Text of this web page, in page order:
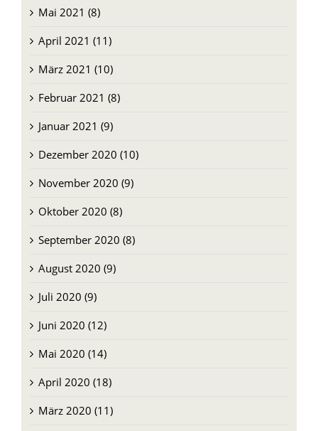
Mai 2021 (8)
April 2021 (11)
März 2021 (10)
Februar 2021 (8)
Januar 2021 (9)
Dezember 2020 (10)
November 2020 (9)
Oktober 2020 (8)
September 2020 (8)
August 2020 (9)
Juli 2020 (9)
Juni 2020 (12)
Mai 2020 (14)
April 2020 (18)
März 2020 (11)